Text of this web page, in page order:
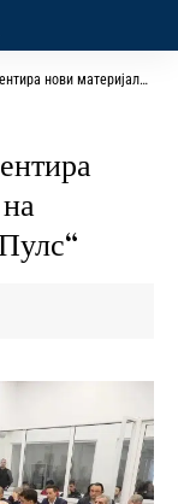
докази на судењето за пожарот во „Пулс“